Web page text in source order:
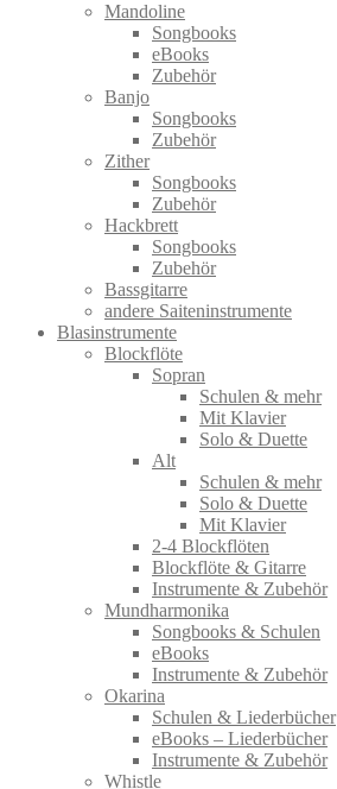
Mandoline
Songbooks
eBooks
Zubehör
Banjo
Songbooks
Zubehör
Zither
Songbooks
Zubehör
Hackbrett
Songbooks
Zubehör
Bassgitarre
andere Saiteninstrumente
Blasinstrumente
Blockflöte
Sopran
Schulen & mehr
Mit Klavier
Solo & Duette
Alt
Schulen & mehr
Solo & Duette
Mit Klavier
2-4 Blockflöten
Blockflöte & Gitarre
Instrumente & Zubehör
Mundharmonika
Songbooks & Schulen
eBooks
Instrumente & Zubehör
Okarina
Schulen & Liederbücher
eBooks – Liederbücher
Instrumente & Zubehör
Whistle